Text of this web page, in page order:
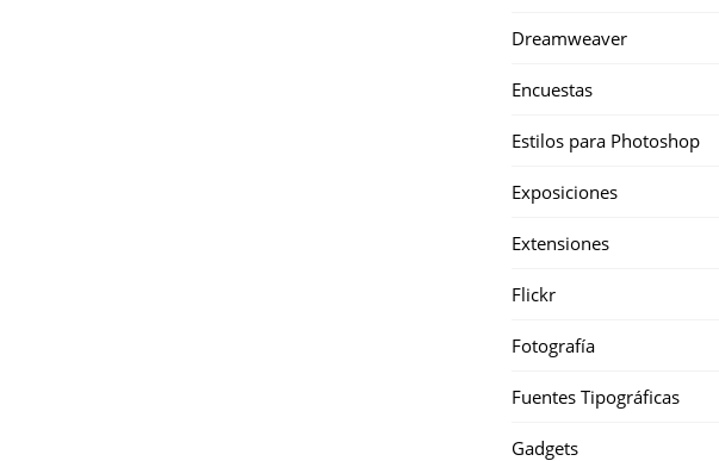
Dreamweaver
Encuestas
Estilos para Photoshop
Exposiciones
Extensiones
Flickr
Fotografía
Fuentes Tipográficas
Gadgets